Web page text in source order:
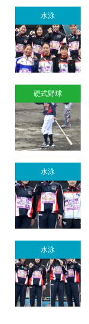
水泳
硬式野球
水泳
水泳